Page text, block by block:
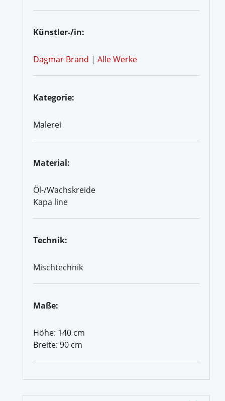
Künstler-/in:
Dagmar Brand | Alle Werke
Kategorie:
Malerei
Material:
Öl-/Wachskreide
Kapa line
Technik:
Mischtechnik
Maße:
Höhe: 140 cm
Breite: 90 cm